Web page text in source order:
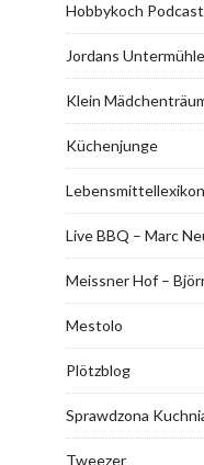
Hobbykoch Podcast
Jordans Untermühle
Klein
Küchenjunge
Lebensmittellexikon
Live BBQ – Marc
Meissner Hof –
Mestolo
Plötzblog
Sprawdzona
Tweezer